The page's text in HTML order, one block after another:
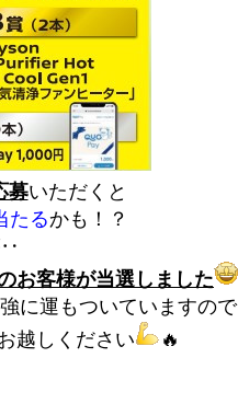
募いただくと
たるかも！？
‥
お客様が当選しました
に運もついていますので
越しください
🔥